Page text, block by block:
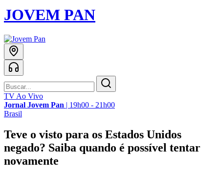
JOVEM PAN
TV Ao Vivo
Jornal Jovem Pan | 19h00 - 21h00
Brasil
Teve o visto para os Estados Unidos
negado? Saiba quando é possível tentar
novamente